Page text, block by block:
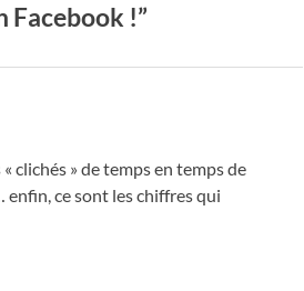
Facebook !”
clichés » de temps en temps de
ce sont les chiffres qui